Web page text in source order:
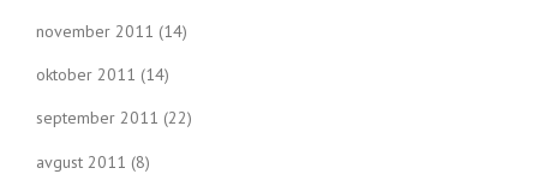
november 2011 (14)
oktober 2011 (14)
september 2011 (22)
avgust 2011 (8)